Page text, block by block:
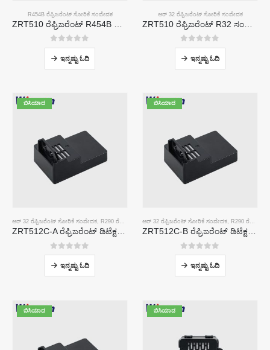
R454B ರೆಫ್ರಿಜರೆಂಟ್ ಸೋರಿಕೆ ಸಂವೇದಕ
05 ರಲ್ಲಿ
ಇನ್ನಷ್ಟು ಓದಿ
ಆರ್ 32 ರೆಫ್ರಿಜರೆಂಟ್ ಸೋರಿಕೆ ಸಂವೇದಕ
05 ರಲ್ಲಿ
ಇನ್ನಷ್ಟು ಓದಿ
ಬಿಸಿಯಾದ
ಆರ್ 32 ರೆಫ್ರಿಜರೆಂಟ್ ಸೋರಿಕೆ ಸಂವೇದಕ, R290 ರೆಫ್ರಿಜರೆಂಟ್ ಸೋರಿಕೆ ಸಂವೇದಕ ,R454B ರೆಫ್ರಿಜರೆಂಟ್ ಸೋರಿಕೆ ಸಂವೇದಕ
ZRT512C-A ರೆಫ್ರಿಜರೆಂಟ್ ಡಿಟೆಕ್ಷನ್ ಮಾಡ್ಯೂಲ್ | R32, R454B, R290 | ಗಾಗಿ NDIR ಅನಿಲ ಸಂವೇದಕ ವಿಶಾಲ ವೋಲ್ಟೇಜ್ ವಿದ್ಯುತ್ ಸರಬರಾಜು
05 ರಲ್ಲಿ
ಇನ್ನಷ್ಟು ಓದಿ
ಬಿಸಿಯಾದ
ಆರ್ 32 ರೆಫ್ರಿಜರೆಂಟ್ ಸೋರಿಕೆ ಸಂವೇದಕ, R290 ರೆಫ್ರಿಜರೆಂಟ್ ಸೋರಿಕೆ ಸಂವೇದಕ
ZRT512C-B ರೆಫ್ರಿಜರೆಂಟ್ ಡಿಟೆಕ್ಷನ್ ಮಾಡ್ಯೂಲ್ | R32, R454B, R290 ಗಾಗಿ ಕಡಿಮೆ ವೋಲ್ಟೇಜ್ NDIR ಅನಿಲ ಸಂವೇದಕ
05 ರಲ್ಲಿ
ಇನ್ನಷ್ಟು ಓದಿ
ಬಿಸಿಯಾದ ಬಿಸಿಯಾದ